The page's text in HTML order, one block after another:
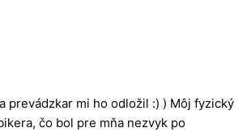
prevádzkar mi ho odložil :) ) Môj fyzický
čo bol pre mňa nezvyk po